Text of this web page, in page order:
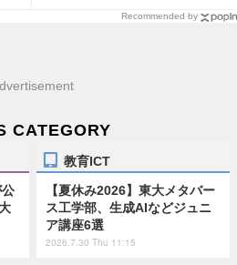
Recommended by
CATEGORY
公
教育ICT
【夏休み2026】東大メタバー
ス工学部、生成AIなどジュニ
ア講座6選
2026.7.30 Thu 11:15